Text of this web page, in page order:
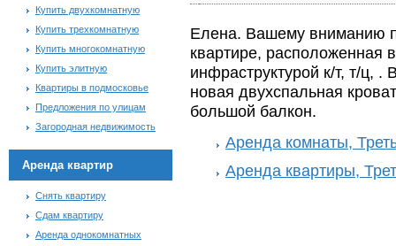
Купить двухкомнатную
Купить трехкомнатную
Купить многокомнатную
Купить элитную
Квартиры в подмосковье
Предложения по улицам
Загородная недвижимость
Аренда квартир
Снять квартиру
Сдам квартиру
Аренда однокомнатных
Елена. Вашему вниманию
квартире, расположенная
инфраструктурой к/т, т/ц, .
новая двухспальная
большой балкон.
Аренда комнаты,
Аренда квартиры,